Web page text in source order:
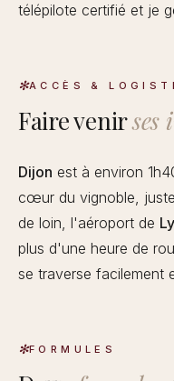
télépilote certifié et je
ACCÈS &
Faire venirses
Dijon est à environ
cœur du vignoble,
de loin, l'aéroport de
plus d'une heure de
se traverse facilement
FORMULES